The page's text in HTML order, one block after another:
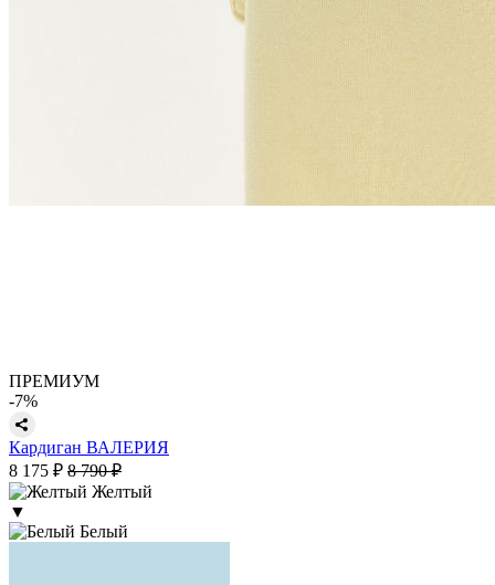
ПРЕМИУМ
-7%
Кардиган ВАЛЕРИЯ
8 175 ₽ 8 790 ₽
Желтый
▼
Белый